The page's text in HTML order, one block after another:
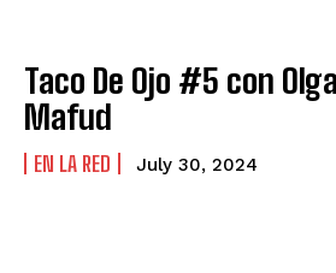
Taco De Ojo #5 con
Mafud
EN LA RED July 30, 2024